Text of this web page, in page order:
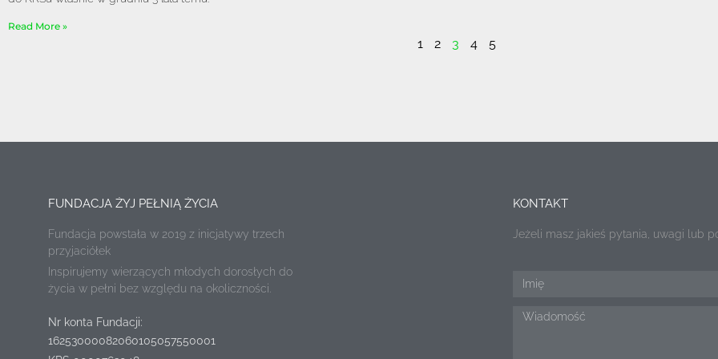
Read More »
1 2 3 4 5
FUNDACJA ŻYJ PEŁNIĄ ŻYCIA
Fundacja powstała w 2019 z inicjatywy trzech
przyjaciółek
Inspirujemy wierzących młodych dorosłych do
życia w pełni bez względu na okoliczności.
Nr konta Fundacji:
16253000082060105057550001
KONTAKT
Jeżeli masz jakieś pytania, uwagi lub